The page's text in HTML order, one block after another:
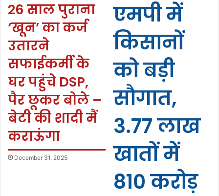
26 साल पुराना
‘खून’ का कर्ज
उतारने
सफाईकर्मी के
घर पहुंचे DSP,
पैर छूकर बोले –
बेटी की शादी मैं
कराऊंगा
December 31, 2025
एमपी में
किसानों
को बड़ी
सौगात,
3.77 लाख
खातों में
810 करोड़